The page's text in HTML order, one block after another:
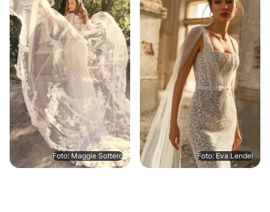
Foto: Maggie Sottero Foto: Eva Lendel